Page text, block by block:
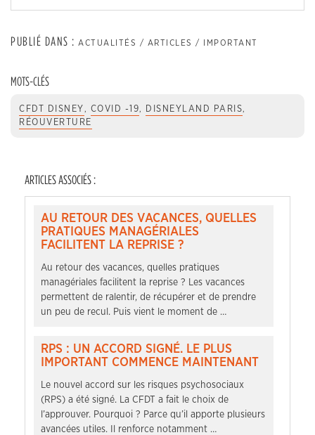
PUBLIÉ DANS : ACTUALITÉS / ARTICLES / IMPORTANT
MOTS-CLÉS
CFDT DISNEY , COVID -19, DISNEYLAND PARIS,
RÉOUVERTURE
ARTICLES ASSOCIÉS :
AU RETOUR DES VACANCES, QUELLES
PRATIQUES MANAGÉRIALES
FACILITENT LA REPRISE ?
Au retour des vacances, quelles pratiques
managériales facilitent la reprise ? Les vacances
permettent de ralentir, de récupérer et de prendre
un peu de recul. Puis vient le moment de …
RPS : UN ACCORD SIGNÉ. LE PLUS
IMPORTANT COMMENCE MAINTENANT
Le nouvel accord sur les risques psychosociaux
(RPS) a été signé. La CFDT a fait le choix de
l’approuver. Pourquoi ? Parce qu’il apporte plusieurs
avancées utiles. Il renforce notamment …